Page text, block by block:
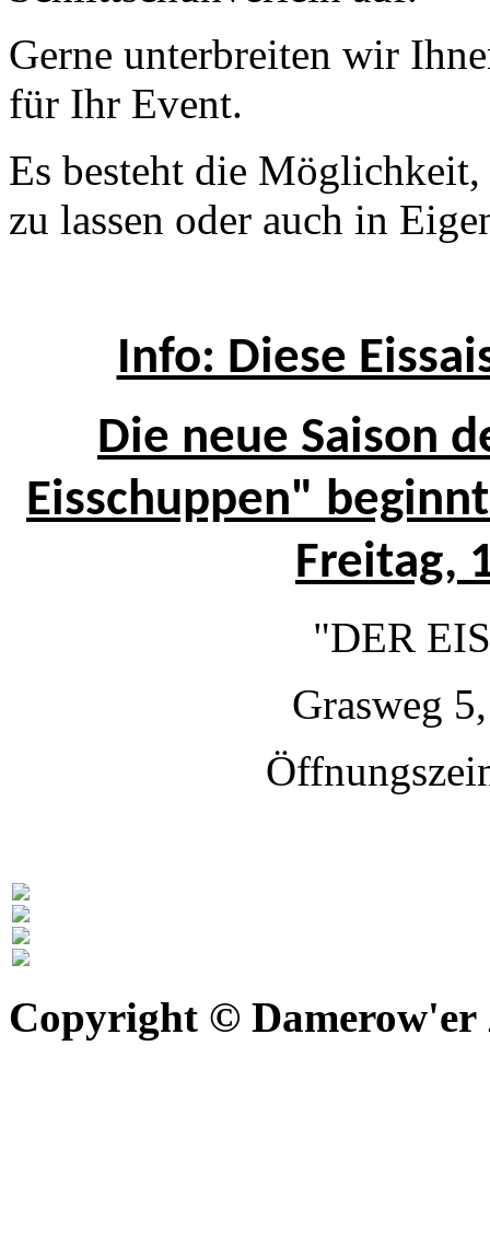
Gerne unterbreiten wir
für Ihr Event.
Es besteht die
zu lassen oder auch in
Info: Diese
Die neue Saison
Eisschuppen"
Freitag,
"DER
Grasweg
Copyright © Damerow'er